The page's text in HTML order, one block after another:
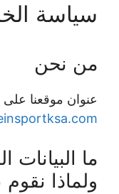
سياسة
من نحن
عنوان موقعنا على
ما
ولماذا نقوم